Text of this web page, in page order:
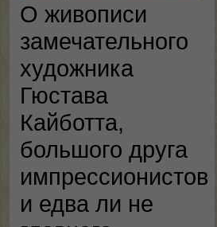
О живописи
замечательного
художника
Гюстава
Кайботта,
большого друга
импрессионистов
и едва ли не